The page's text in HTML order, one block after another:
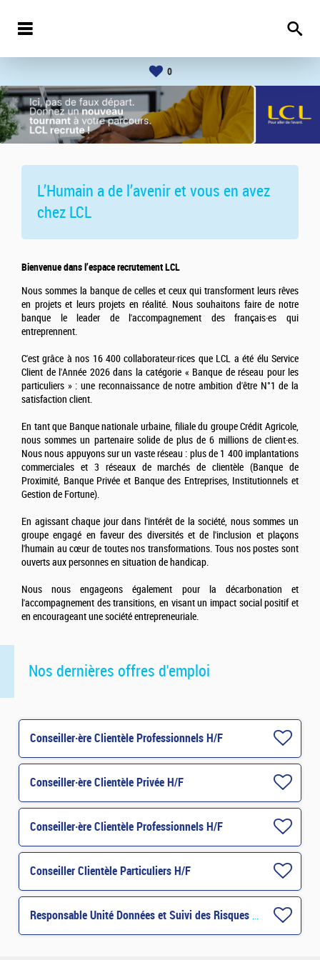
0
L’Humain a de l’avenir et vous en avez
chez LCL
Bienvenue dans l’espace recrutement LCL
Nous sommes la banque de celles et ceux qui transforment leurs rêves
en projets et leurs projets en réalité. Nous souhaitons faire de notre
banque le leader de l'accompagnement des français·es qui
entreprennent.
C'est grâce à nos 16 400 collaborateur·rices que LCL a été élu Service
Client de l'Année 2026 dans la catégorie « Banque de réseau pour les
particuliers » : une reconnaissance de notre ambition d'être N°1 de la
satisfaction client.
En tant que Banque nationale urbaine, filiale du groupe Crédit Agricole,
nous sommes un partenaire solide de plus de 6 millions de client·es.
Nous nous appuyons sur un vaste réseau : plus de 1 400 implantations
commerciales et 3 réseaux de marchés de clientèle (Banque de
Proximité, Banque Privée et Banque des Entreprises, Institutionnels et
Gestion de Fortune).
En agissant chaque jour dans l'intérêt de la société, nous sommes un
groupe engagé en faveur des diversités et de l'inclusion et plaçons
l'humain au cœur de toutes nos transformations. Tous nos postes sont
ouverts aux personnes en situation de handicap.
Nous nous engageons également pour la décarbonation et
l'accompagnement des transitions, en visant un impact social positif et
en encourageant une société entrepreneuriale.
Nos dernières offres d'emploi
Conseiller·ère Clientèle Professionnels H/F
Conseiller·ère Clientèle Privée H/F
Conseiller·ère Clientèle Professionnels H/F
Conseiller Clientèle Particuliers H/F
Responsable Unité Données et Suivi des Risques H/F